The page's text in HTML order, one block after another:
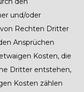
und/oder
Rechten Dritter
Ansprüchen
Kosten, die
Dritter entstehen,
Kosten zählen